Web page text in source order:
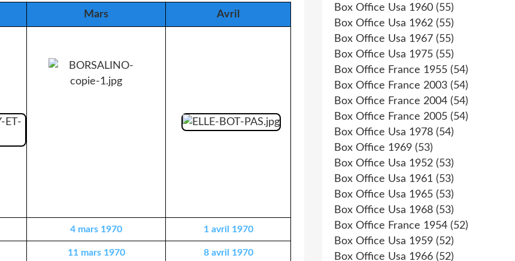
Mars Avril
4 mars 1970 1 avril 1970
11 mars 1970 8 avril 1970
Box Office Usa 1960 (55)
Box Office Usa 1962 (55)
Box Office Usa 1967 (55)
Box Office Usa 1975 (55)
Box Office France 1955 (54)
Box Office France 2003 (54)
Box Office France 2004 (54)
Box Office France 2005 (54)
Box Office Usa 1978 (54)
Box Office 1969 (53)
Box Office Usa 1952 (53)
Box Office Usa 1961 (53)
Box Office Usa 1965 (53)
Box Office Usa 1968 (53)
Box Office France 1954 (52)
Box Office Usa 1959 (52)
Box Office Usa 1966 (52)